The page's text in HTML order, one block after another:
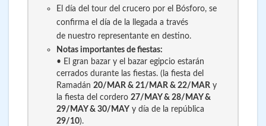
El día del tour del crucero por el Bósforo, se
confirma el día de la llegada a través
de nuestro representante en destino.
Notas importantes de fiestas:
• El gran bazar y el bazar egipcio estarán
cerrados durante las fiestas. (la fiesta del
Ramadán 20/MAR & 21/MAR & 22/MARy
la fiesta del cordero 27/MAY & 28/MAY &
29/MAY & 30/MAY y día de la república
29/10).